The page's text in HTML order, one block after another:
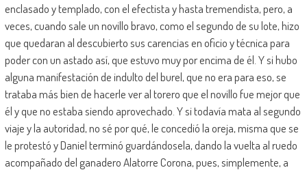
enclasado y templado, con el efectista y hasta tremendista, pero, a
veces, cuando sale un novillo bravo, como el segundo de su lote, hizo
que quedaran al descubierto sus carencias en oficio y técnica para
poder con un astado así, que estuvo muy por encima de él. Y si hubo
alguna manifestación de indulto del burel, que no era para eso, se
trataba más bien de hacerle ver al torero que el novillo fue mejor que
él y que no estaba siendo aprovechado. Y si todavía mata al segundo
viaje y la autoridad, no sé por qué, le concedió la oreja, misma que se
le protestó y Daniel terminó guardándosela, dando la vuelta al ruedo
acompañado del ganadero Alatorre Corona, pues, simplemente, a